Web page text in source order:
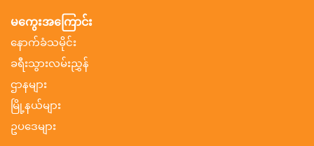
မကွေးအကြောင်း
နောက်ခံသမိုင်း
ခရီးသွားလမ်းညွှန်
ဌာနများ
မြို့နယ်များ
ဥပဒေများ